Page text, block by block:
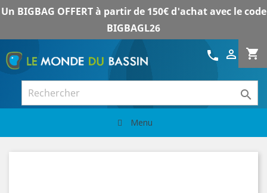
Un BIGBAG OFFERT à partir de 150€ d'achat avec le code
BIGBAGL26
shopping_cart

call

Menu